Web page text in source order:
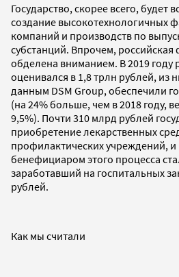
Государство, скорее всего, будет
создание высокотехнологичных
компаний и производств по
субстанций. Впрочем, российская
обделена вниманием. В 2019
оценивался в 1,8 трлн рублей, из
данным DSM Group, обеспечили
(на 24% больше, чем в 2018 году,
9,5%). Почти 310 млрд рублей
приобретение лекарственных
профилактических учреждений,
бенефициаром этого процесса
заработавший на госпитальных
рублей.
Как мы считали